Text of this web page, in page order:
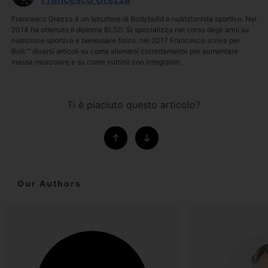
Francesco Grezza é un Istruttore di Bodybuild e nutrizionista sportivo. Nel
2014 ha ottenuto il diploma BLSD. Si specializza nel corso degli anni su
nutrizione sportiva e benessere fisico. nel 2017 Francesco scrive per
Bulk™ diversi articoli su come allenarsi correttamente per aumentare
massa muscolare e su come nutrirsi con integratori.
Ti è piaciuto questo articolo?
Our Authors